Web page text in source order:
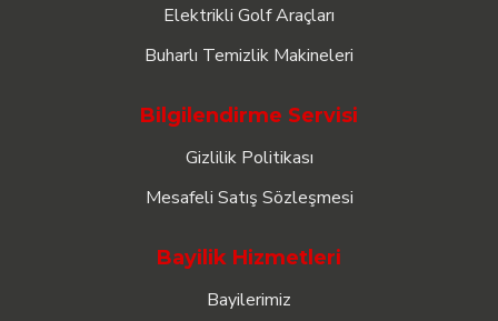
Elektrikli Golf Araçları
Buharlı Temizlik Makineleri
Bilgilendirme Servisi
Gizlilik Politikası
Mesafeli Satış Sözleşmesi
Bayilik Hizmetleri
Bayilerimiz